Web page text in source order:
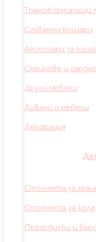
Трансформиращи
Сгъваеми кошари
Аксесоари за
Скринове и
Други мебели
Дивани и мебели
Декорация
Столчета за
Столчета за кола
Проходилки и